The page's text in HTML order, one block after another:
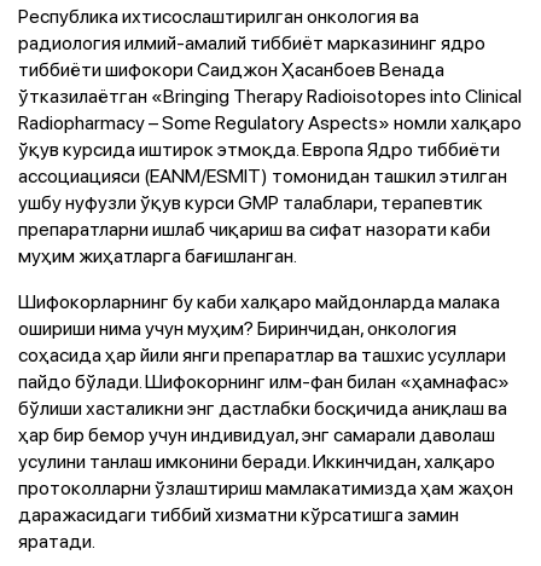
Республика ихтисослаштирилган онкология ва
радиология илмий-амалий тиббиёт марказининг ядро
тиббиёти шифокори Саиджон Ҳасанбоев Венада
ўтказилаётган «Bringing Therapy Radioisotopes into Clinical
Radiopharmacy – Some Regulatory Aspects» номли халқаро
ўқув курсида иштирок этмоқда. Европа Ядро тиббиёти
ассоциацияси (EANM/ESMIT) томонидан ташкил этилган
ушбу нуфузли ўқув курси GMP талаблари, терапевтик
препаратларни ишлаб чиқариш ва сифат назорати каби
муҳим жиҳатларга бағишланган.
Шифокорларнинг бу каби халқаро майдонларда малака
ошириши нима учун муҳим? Биринчидан, онкология
соҳасида ҳар йили янги препаратлар ва ташхис усуллари
пайдо бўлади. Шифокорнинг илм-фан билан «ҳамнафас»
бўлиши хасталикни энг дастлабки босқичида аниқлаш ва
ҳар бир бемор учун индивидуал, энг самарали даволаш
усулини танлаш имконини беради. Иккинчидан, халқаро
протоколларни ўзлаштириш мамлакатимизда ҳам жаҳон
даражасидаги тиббий хизматни кўрсатишга замин
яратади.